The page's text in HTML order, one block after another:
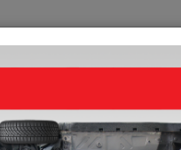
PROTECTION